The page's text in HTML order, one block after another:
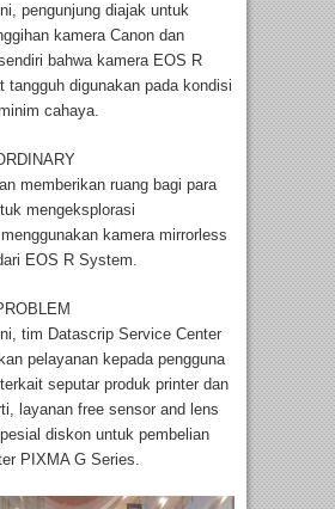
pengunjung diajak untuk
kamera Canon dan
bahwa kamera EOS R
tangguh digunakan pada kondisi
cahaya.
memberikan ruang bagi para
mengeksplorasi
kamera mirrorless
EOS R System.
tim Datascrip Service Center
pelayanan kepada pengguna
seputar produk printer dan
layanan free sensor and lens
diskon untuk pembelian
PIXMA G Series.